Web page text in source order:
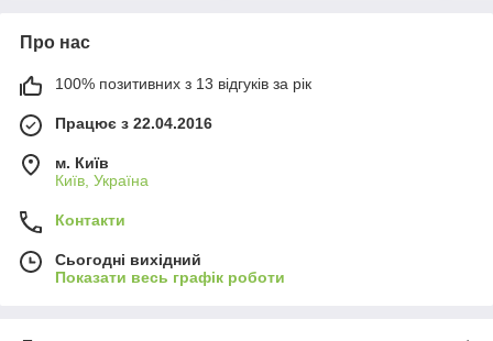
Про нас
100% позитивних з 13 відгуків за рік
Працює з 22.04.2016
м. Київ
Київ, Україна
Контакти
Сьогодні вихідний
Показати весь графік роботи